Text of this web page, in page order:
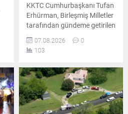
KKTC Cumhurbaşkanı Tufan
Erhürman, Birleşmiş Milletler
tarafından gündeme getirilen
önemli bir adımın Rum
yönetimi tarafından geri
çevrildiğini duyurdu. Ada
tedbirler tartışılmaya devam
ediyor.
07.08.2026
0
103